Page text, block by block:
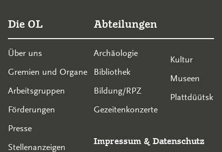
Die OL
Über uns
Gremien und Organe
Arbeitsgruppen
Förderungen
Presse
Stellenanzeigen
Abteilungen
Archäologie
Bibliothek
Bildung/RPZ
Gezeitenkonzerte
Kultur
Museen
Plattdüütsk
Impressum & Datenschutz